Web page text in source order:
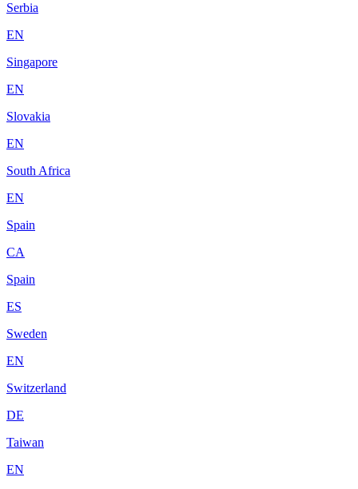
Serbia
EN
Singapore
EN
Slovakia
EN
South Africa
EN
Spain
CA
Spain
ES
Sweden
EN
Switzerland
DE
Taiwan
EN